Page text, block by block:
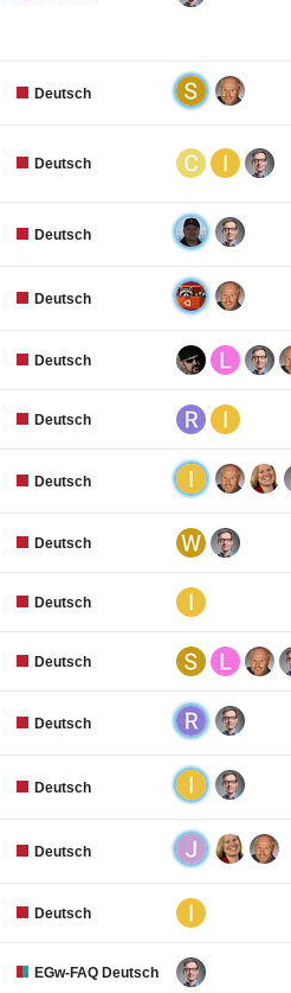
Deutsch
Deutsch
Deutsch
Deutsch
Deutsch
Deutsch
Deutsch
Deutsch
Deutsch
Deutsch
Deutsch
Deutsch
Deutsch
Deutsch
EGw-FAQ Deutsch